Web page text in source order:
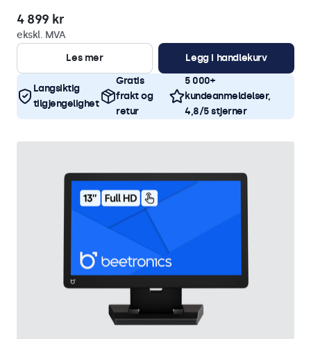
4 899 kr
ekskl. MVA
Les mer
Legg i handlekurv
Langsiktig
tilgjengelighet
Gratis
frakt og
retur
5 000+
kundeanmeldelser,
4,8/5 stjerner